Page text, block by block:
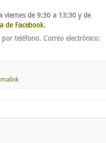
viernes de 9:30 a 13:30 y de
de Facebook.
teléfono. Correo electrónico: